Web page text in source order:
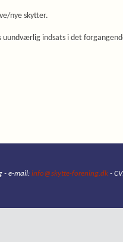
nye skytter.
indsats i det
- e-mail: info@skytte-forening.dk -